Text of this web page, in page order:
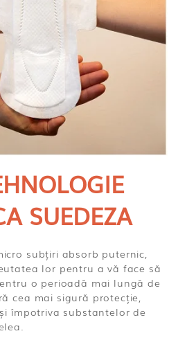
SUEDEZA
subțiri absorb puternic,
lor pentru a vă face să
o perioadă mai lungă de
cea mai sigură protecție,
împotriva substantelor de